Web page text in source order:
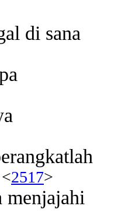
di sana
2517>
menjajahi